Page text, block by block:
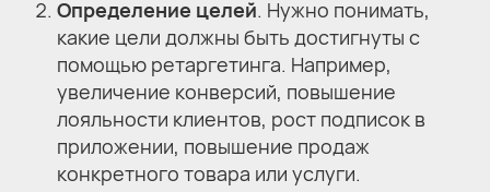
Определение целей. Нужно понимать,
какие цели должны быть достигнуты с
помощью ретаргетинга. Например,
увеличение конверсий, повышение
лояльности клиентов, рост подписок в
приложении, повышение продаж
конкретного товара или услуги.